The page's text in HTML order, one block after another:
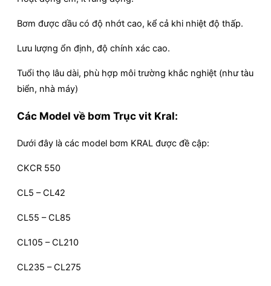
Bơm được dầu có độ nhớt cao, kể cả khi nhiệt độ thấp.
Lưu lượng ổn định, độ chính xác cao.
Tuổi thọ lâu dài, phù hợp môi trường khắc nghiệt (như tàu
biển, nhà máy)
Các Model về bơm Trục vit Kral:
Dưới đây là các model bơm KRAL được đề cập:
CKCR 550
CL5 – CL42
CL55 – CL85
CL105 – CL210
CL235 – CL275